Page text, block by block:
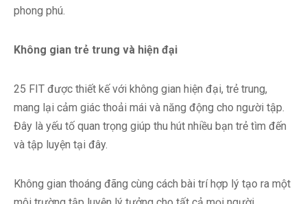
phong phú.
Không gian trẻ trung và hiện đại
25 FIT được thiết kế với không gian hiện đại, trẻ trung,
mang lại cảm giác thoải mái và năng động cho người tập.
Đây là yếu tố quan trọng giúp thu hút nhiều bạn trẻ tìm đến
và tập luyện tại đây.
Không gian thoáng đãng cùng cách bài trí hợp lý tạo ra một